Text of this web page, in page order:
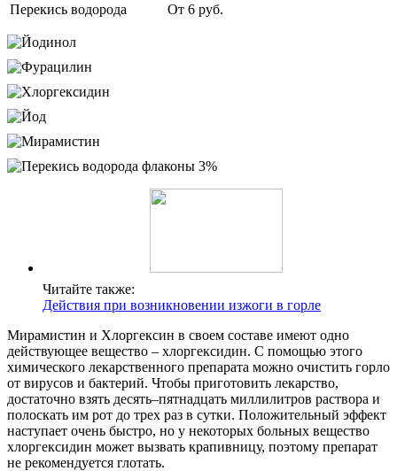
Перекись водорода
От 6 руб.
Читайте также:
Действия при возникновении изжоги в горле
Мирамистин и Хлоргексин в своем составе имеют одно
действующее вещество – хлоргексидин. С помощью этого
химического лекарственного препарата можно очистить горло
от вирусов и бактерий. Чтобы приготовить лекарство,
достаточно взять десять–пятнадцать миллилитров раствора и
полоскать им рот до трех раз в сутки. Положительный эффект
наступает очень быстро, но у некоторых больных вещество
хлоргексидин может вызвать крапивницу, поэтому препарат
не рекомендуется глотать.